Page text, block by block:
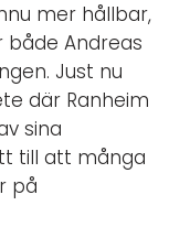
mer hållbar,
Andreas
Just nu
där Ranheim
sina
till att många
på